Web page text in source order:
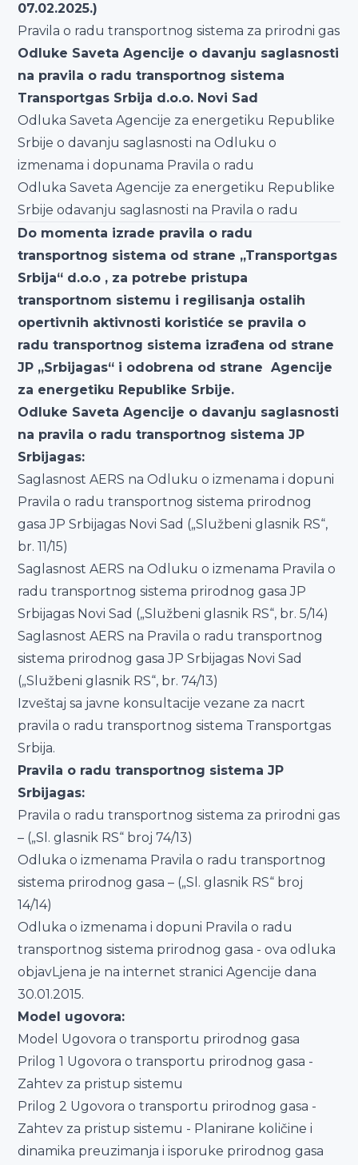
07.02.2025.)
Pravila o radu transportnog sistema za prirodni gas
Odluke Saveta Agencije o davanju saglasnosti
na pravila o radu transportnog sistema
Transportgas Srbija d.o.o. Novi Sad
Odluka Saveta Agencije za energetiku Republike
Srbije o davanju saglasnosti na Odluku o
izmenama i dopunama Pravila o radu
Odluka Saveta Agencije za energetiku Republike
Srbije odavanju saglasnosti na Pravila o radu
Do momenta izrade pravila o radu
transportnog sistema od strane „Transportgas
Srbija“ d.o.o , za potrebe pristupa
transportnom sistemu i regilisanja ostalih
opertivnih aktivnosti koristiće se pravila o
radu transportnog sistema izrađena od strane
JP „Srbijagas“ i odobrena od strane Agencije
za energetiku Republike Srbije.
Odluke Saveta Agencije o davanju saglasnosti
na pravila o radu transportnog sistema JP
Srbijagas:
Saglasnost AERS na Odluku o izmenama i dopuni
Pravila o radu transportnog sistema prirodnog
gasa JP Srbijagas Novi Sad („Službeni glasnik RS“,
br. 11/15)
Saglasnost AERS na Odluku o izmenama Pravila o
radu transportnog sistema prirodnog gasa JP
Srbijagas Novi Sad („Službeni glasnik RS“, br. 5/14)
Saglasnost AERS na Pravila o radu transportnog
sistema prirodnog gasa JP Srbijagas Novi Sad
(„Službeni glasnik RS“, br. 74/13)
Izveštaj sa javne konsultacije vezane za nacrt
pravila o radu transportnog sistema Transportgas
Srbija.
Pravila o radu transportnog sistema JP
Srbijagas:
Pravila o radu transportnog sistema za prirodni gas
– („Sl. glasnik RS“ broj 74/13)
Odluka o izmenama Pravila o radu transportnog
sistema prirodnog gasa – („Sl. glasnik RS“ broj
14/14)
Odluka o izmenama i dopuni Pravila o radu
transportnog sistema prirodnog gasa - ova odluka
objavLjena je na internet stranici Agencije dana
30.01.2015.
Model ugovora:
Model Ugovora o transportu prirodnog gasa
Prilog 1 Ugovora o transportu prirodnog gasa -
Zahtev za pristup sistemu
Prilog 2 Ugovora o transportu prirodnog gasa -
Zahtev za pristup sistemu - Planirane količine i
dinamika preuzimanja i isporuke prirodnog gasa